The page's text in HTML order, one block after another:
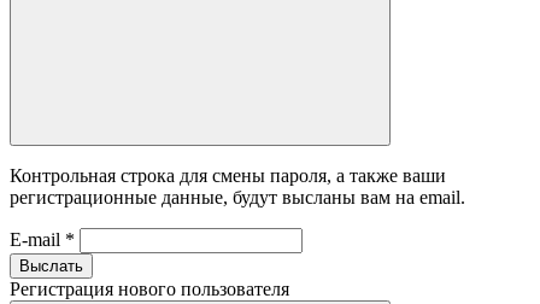
Контрольная строка для смены пароля, а также ваши
регистрационные данные, будут высланы вам на email.
E-mail *
Выслать
Регистрация нового пользователя